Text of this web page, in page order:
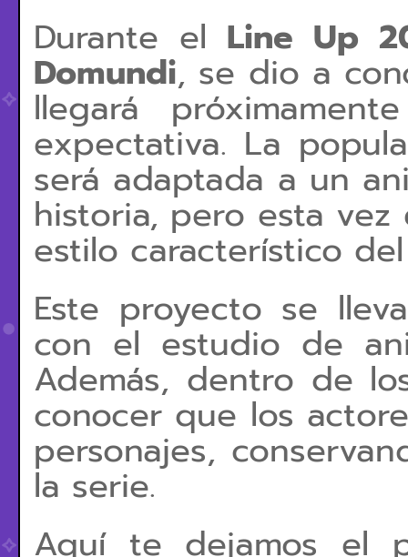
Durante el Line Up
Domundi, se dio a
llegará
expectativa. La
será adaptada a un
historia, pero esta
estilo característico
Este proyecto se
con el estudio de
Además, dentro de
conocer que los
personajes,
la serie.
Aquí te dejamos el